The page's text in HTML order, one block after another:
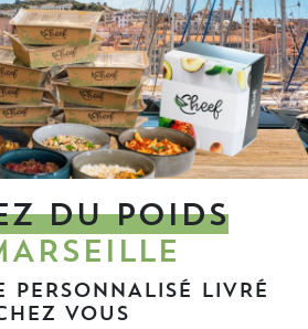
DU POIDS
PERSONNALISÉ LIVRÉ
VOUS